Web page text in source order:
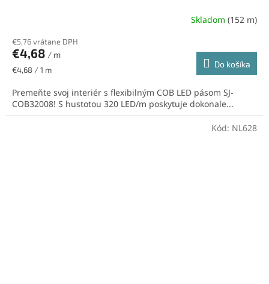
Skladom (152 m)
€5,76 vrátane DPH
€4,68 / m
Jednotková
€4,68 / 1 m
Do košíka
Premeňte svoj interiér s flexibilným COB LED pásom SJ-
COB32008! S hustotou 320 LED/m poskytuje dokonale...
Kód: NL628